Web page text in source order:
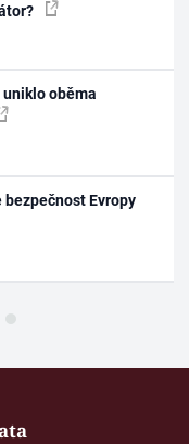
oběma
Evropy